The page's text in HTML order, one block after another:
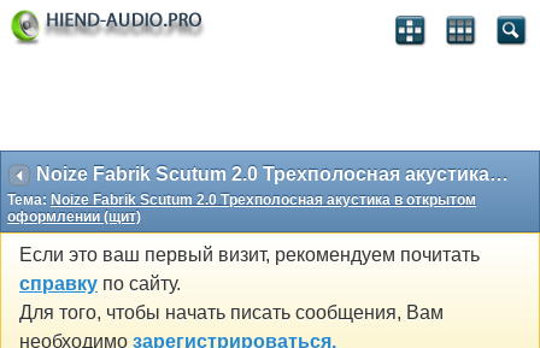
Noize Fabrik Scutum 2.0 Трехполосная акустика в открытом оформлении (щит)
Тема: Noize Fabrik Scutum 2.0 Трехполосная акустика в открытом
оформлении (щит)
Если это ваш первый визит, рекомендуем почитать
справку по сайту.
Для того, чтобы начать писать сообщения, Вам
необходимо зарегистрироваться.